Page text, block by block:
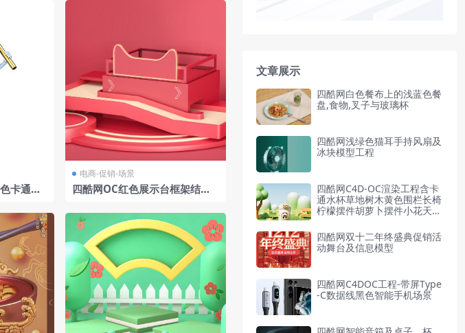
卡通风
电商-促销-场景
四酷网OC红色展示台框架结构
文章展示
四酷网白色餐布上的浅蓝色餐
盘,食物,叉子与玻璃杯
四酷网浅绿色猫耳手持风扇及
冰块模型工程
四酷网C4D-OC渲染工程含卡
通水杯草地树木黄色围栏长椅
柠檬摆件胡萝卜摆件小花天空
四酷网双十二年终盛典促销活
动舞台及信息模型
四酷网C4DOC工程-带屏Type
-C数据线黑色智能手机场景